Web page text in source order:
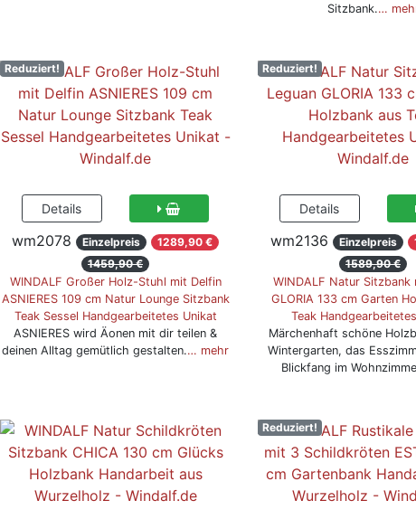
Sitzbank.…
Reduziert!
wm2078 Einzelpreis
1289,90 €
1459,90 €
WINDALF Großer Holz-Stuhl mit Delfin
ASNIERES 109 cm Natur Lounge Sitzbank
Teak Sessel Handgearbeitetes Unikat
ASNIERES wird Äonen mit dir teilen &
deinen Alltag gemütlich gestalten.… mehr
Reduziert!
wm2136 Einzelpreis
1589,90 €
WINDALF Natur Sitzbank
GLORIA 133 cm Garten
Teak
Märchenhaft schöne
Wintergarten, das
Blickfang im
Reduziert!